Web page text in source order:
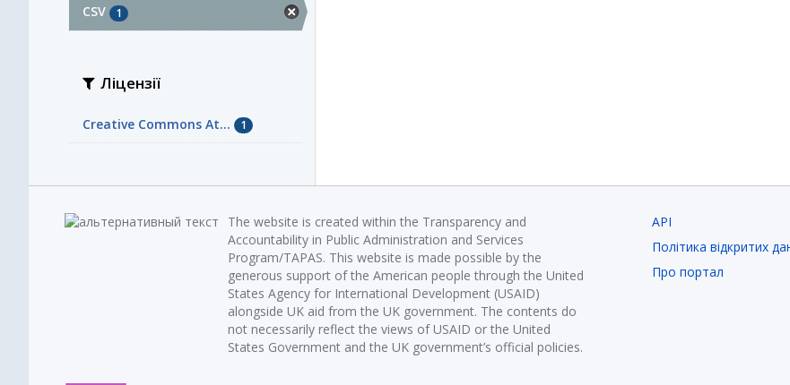
CSV 1
Ліцензії
Creative Commons At... 1
The website is created within the Transparency and
Accountability in Public Administration and Services
Program/TAPAS. This website is made possible by the
generous support of the American people through the United
States Agency for International Development (USAID)
alongside UK aid from the UK government. The contents do
not necessarily reflect the views of USAID or the United
States Government and the UK government’s official policies.
API
Політика відкритих
Про портал